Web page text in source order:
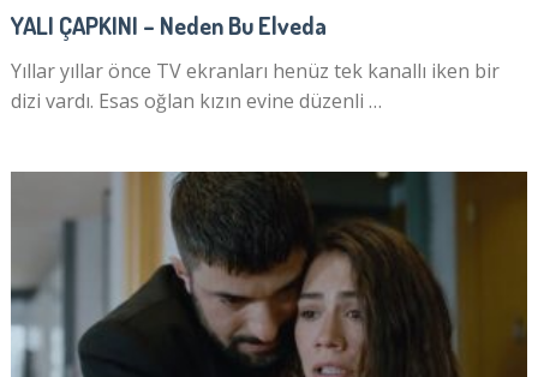
YALI ÇAPKINI – Neden Bu Elveda
Yıllar yıllar önce TV ekranları henüz tek kanallı iken bir
dizi vardı. Esas oğlan kızın evine düzenli …